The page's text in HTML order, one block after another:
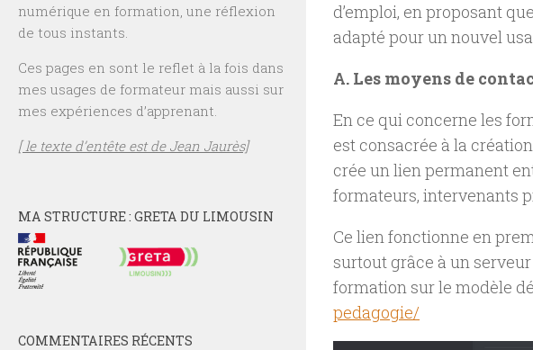
d’emploi, en proposant
adapté pour un nouvel
A. Les moyens de
En ce qui concerne les
est consacrée à la création
crée un lien permanent
formateurs, intervenants
Ce lien fonctionne en
surtout grâce à un serveur
formation sur le modèle
pedagogie/
numérique en formation, une réflexion
de tous instants.
Ces pages en sont le reflet à la fois dans
mes usages de formateur mais aussi sur
mes expériences d’apprenant.
[ le texte d’entête est de Jean Jaurès]
MA STRUCTURE : GRETA DU LIMOUSIN
COMMENTAIRES RÉCENTS